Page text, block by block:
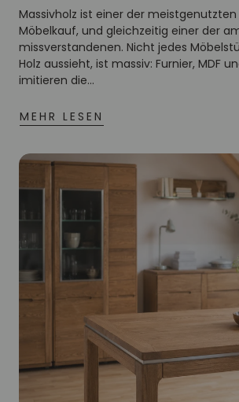
Massivholz ist einer der
Möbelkauf, und gleichzeitig einer der
missverstandenen. Nicht jedes
Holz aussieht, ist massiv: Furnier, MDF
imitieren die...
MEHR LESEN